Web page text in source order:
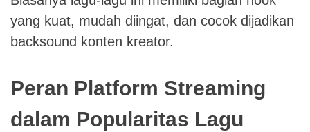
yang kuat, mudah diingat, dan cocok dijadikan
backsound konten kreator.
Peran Platform Streaming
dalam Popularitas Lagu